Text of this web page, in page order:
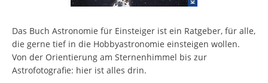
Das Buch Astronomie für Einsteiger ist ein Ratgeber, für alle,
die gerne tief in die Hobbyastronomie einsteigen wollen.
Von der Orientierung am Sternenhimmel bis zur
Astrofotografie: hier ist alles drin.